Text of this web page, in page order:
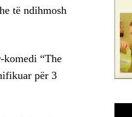
të ndihmosh
“The
për 3